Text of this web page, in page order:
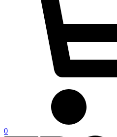
0